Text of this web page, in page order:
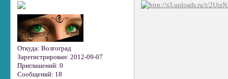
Откуда: Волгоград
Зарегистрирован: 2012-09-07
Приглашений: 0
Сообщений: 18